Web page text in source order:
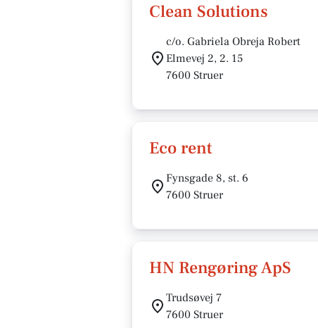
Clean Solutions
c/o. Gabriela Obreja Robert
Elmevej 2, 2. 15
7600 Struer
Eco rent
Fynsgade 8, st. 6
7600 Struer
HN Rengøring ApS
Trudsøvej 7
7600 Struer